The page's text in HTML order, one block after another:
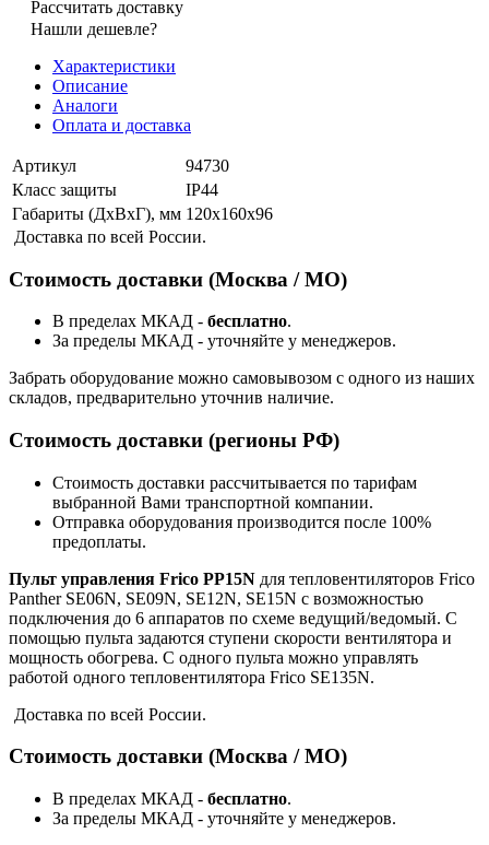
Рассчитать доставку
Нашли дешевле?
Характеристики
Описание
Аналоги
Оплата и доставка
Артикул
94730
Класс защиты
IP44
Габариты (ДхВхГ), мм 120x160x96
Доставка по всей России.
Стоимость доставки (Москва / МО)
В пределах МКАД - бесплатно.
За пределы МКАД - уточняйте у менеджеров.
Забрать оборудование можно самовывозом с одного из наших
складов, предварительно уточнив наличие.
Стоимость доставки (регионы РФ)
Стоимость доставки рассчитывается по тарифам
выбранной Вами транспортной компании.
Отправка оборудования производится после 100%
предоплаты.
Пульт управления Frico PP15N для тепловентиляторов Frico
Panther SE06N, SE09N, SE12N, SE15N с возможностью
подключения до 6 аппаратов по схеме ведущий/ведомый. С
помощью пульта задаются ступени скорости вентилятора и
мощность обогрева. С одного пульта можно управлять
работой одного тепловентилятора Frico SE135N.
Доставка по всей России.
Стоимость доставки (Москва / МО)
В пределах МКАД - бесплатно.
За пределы МКАД - уточняйте у менеджеров.